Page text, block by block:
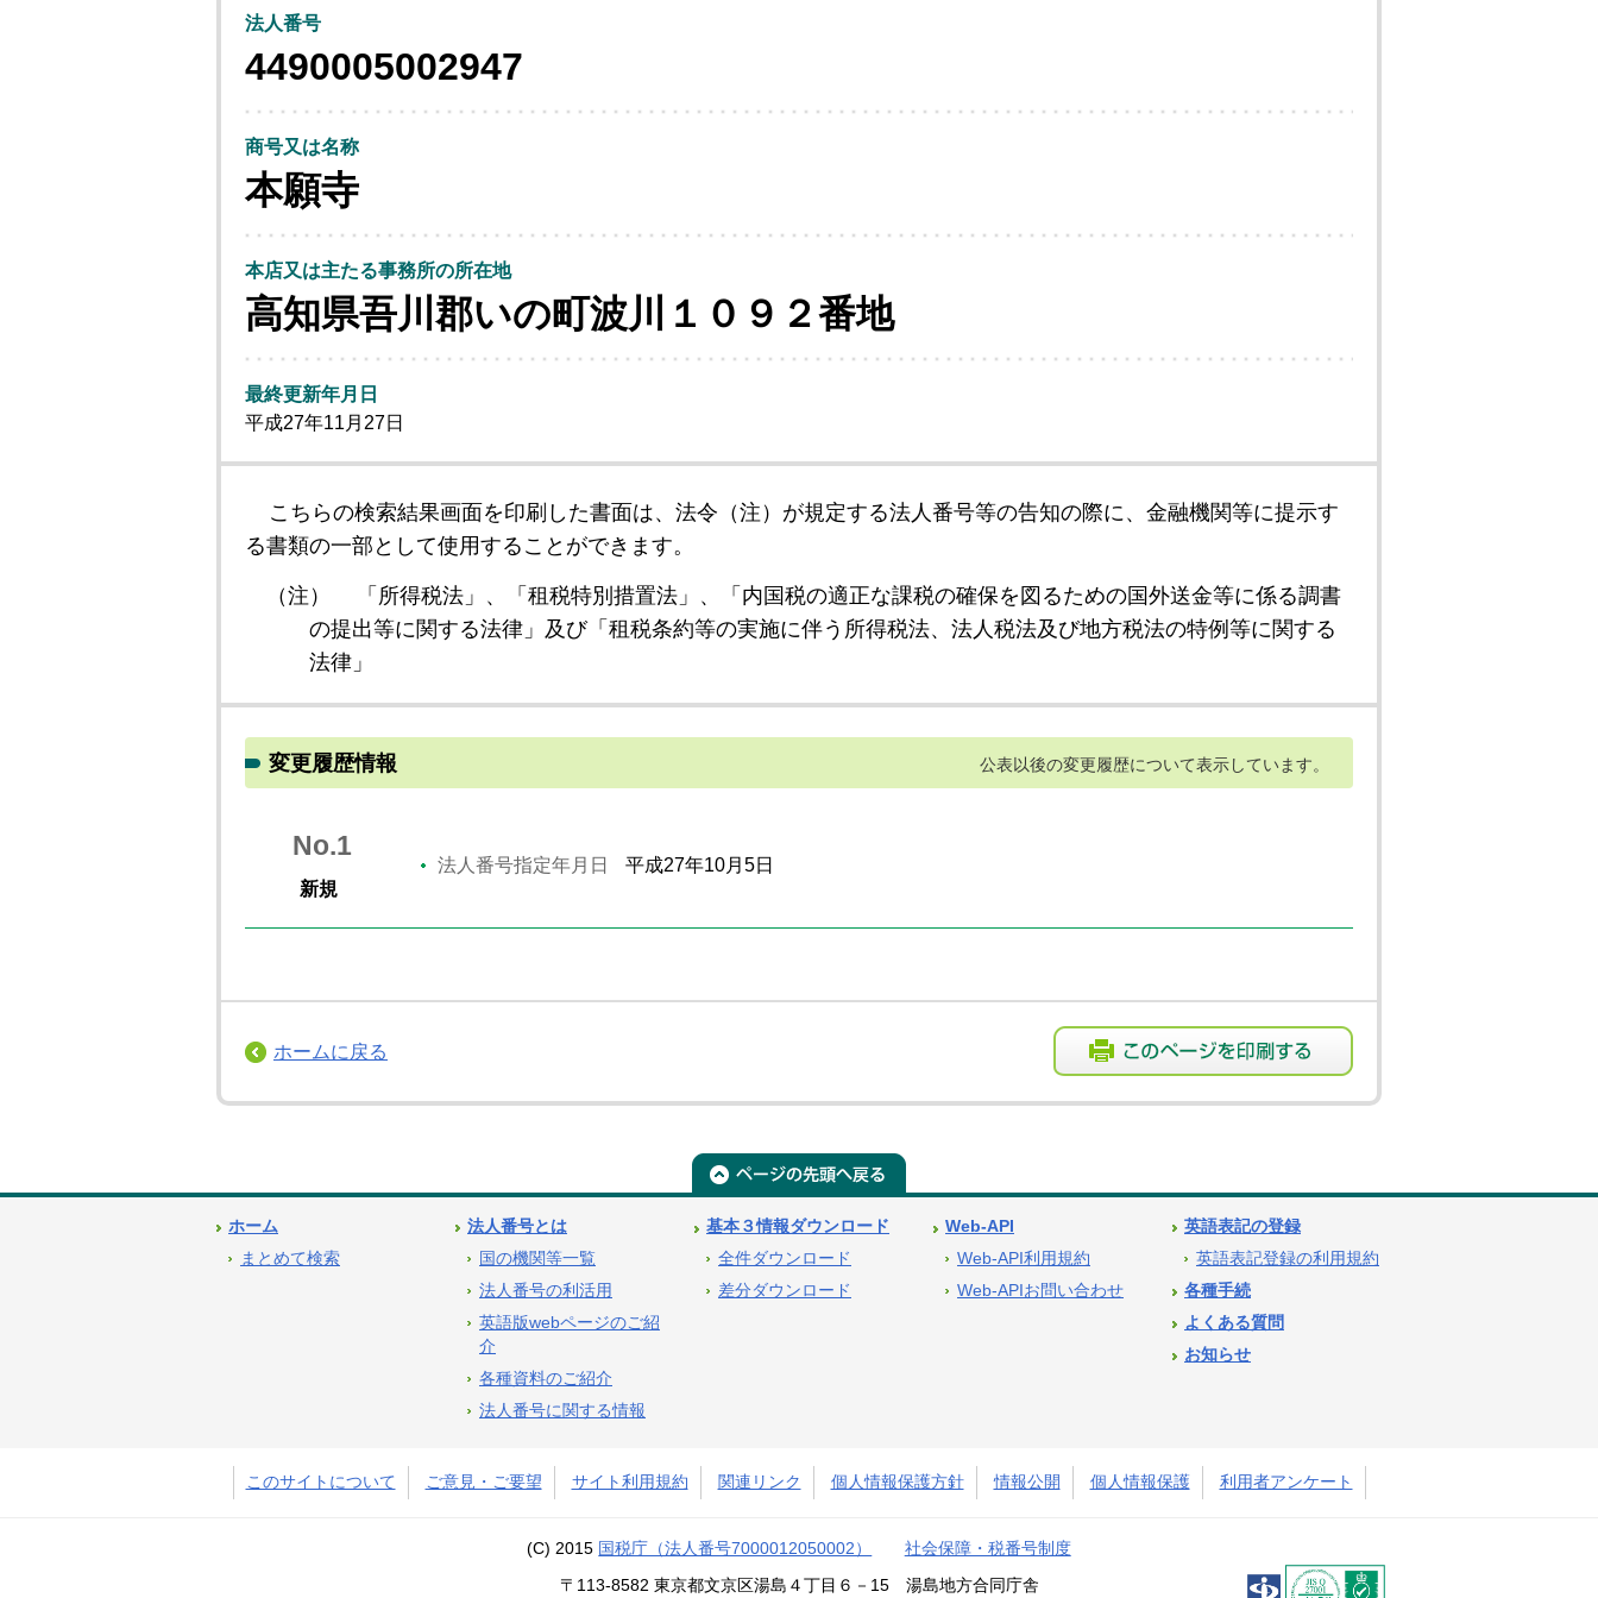
法人番号
4490005002947
商号又は名称
本願寺
本店又は主たる事務所の所在地
高知県吾川郡いの町波川１０９２番地
最終更新年月日
平成27年11月27日
こちらの検索結果画面を印刷した書面は、法令（注）が規定する法人番号等の告知の際に、金融機関等に提示す
る書類の一部として使用することができます。
（注）
「所得税法」、「租税特別措置法」、「内国税の適正な課税の確保を図るための国外送金等に係る調書
の提出等に関する法律」及び「租税条約等の実施に伴う所得税法、法人税法及び地方税法の特例等に関する
法律」
変更履歴情報 公表以後の変更履歴について表示しています。
No.1
新規
法人番号指定年月日 平成27年10月5日
ホームに戻る
ホーム
まとめて検索
法人番号とは
国の機関等一覧
法人番号の利活用
英語版webページのご紹
介
各種資料のご紹介
法人番号に関する情報
基本３情報ダウンロード
全件ダウンロード
差分ダウンロード
Web-API
Web-API利用規約
Web-APIお問い合わせ
英語表記の登録
英語表記登録の利用規約
各種手続
よくある質問
お知らせ
このサイトについて ご意見・ご要望 サイト利用規約 関連リンク 個人情報保護方針 情報公開 個人情報保護 利用者アンケート
(C) 2015 国税庁（法人番号7000012050002） 社会保障・税番号制度
〒113-8582 東京都文京区湯島４丁目６－15 湯島地方合同庁舎